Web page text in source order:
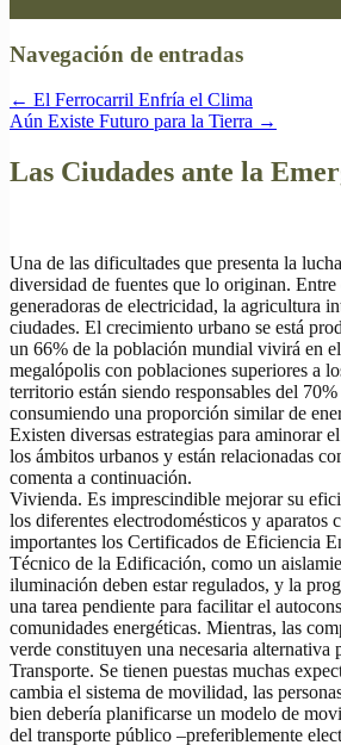
Navegación de entradas
← El Ferrocarril Enfría el Clima
Aún Existe Futuro para la Tierra →
Las Ciudades ante la
Una de las dificultades que presenta la
diversidad de fuentes que lo originan.
generadoras de electricidad, la agricultura
ciudades. El crecimiento urbano se está
un 66% de la población mundial vivirá en
megalópolis con poblaciones superiores a
territorio están siendo responsables del
consumiendo una proporción similar de
Existen diversas estrategias para aminorar
los ámbitos urbanos y están relacionadas
comenta a continuación.
Vivienda. Es imprescindible mejorar su
los diferentes electrodomésticos y aparatos
importantes los Certificados de Eficiencia
Técnico de la Edificación, como un
iluminación deben estar regulados, y la
una tarea pendiente para facilitar el
comunidades energéticas. Mientras, las
verde constituyen una necesaria
Transporte. Se tienen puestas muchas
cambia el sistema de movilidad, las
bien debería planificarse un modelo de
del transporte público –preferiblemente